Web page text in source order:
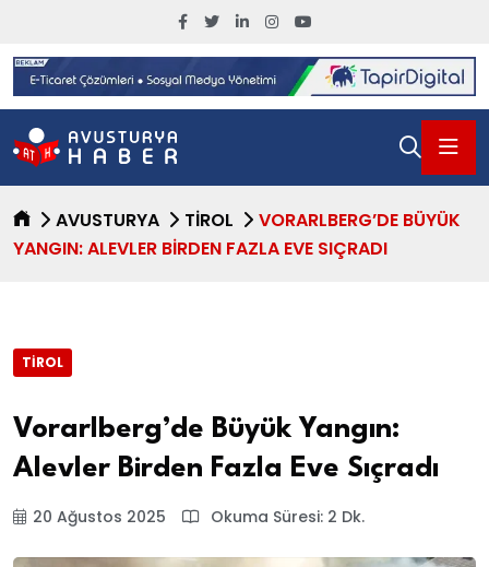
AVUSTURYA TIROL
VORARLBERG’DE BÜYÜK
YANGIN: ALEVLER BIRDEN FAZLA EVE SIÇRADI
TIROL
Vorarlberg’de Büyük Yangın:
Alevler Birden Fazla Eve Sıçradı
20 Ağustos 2025 Okuma Süresi: 2 Dk.